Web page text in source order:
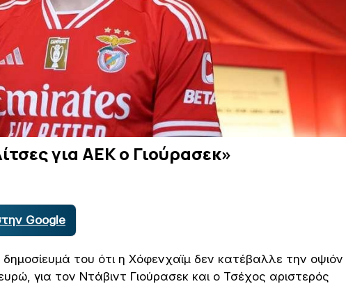
για ΑΕΚ ο Γιούρασεκ»
Google
του ότι η Χόφενχαϊμ δεν κατέβαλλε την οψιόν
για τον Ντάβιντ Γιούρασεκ και ο Τσέχος αριστερός